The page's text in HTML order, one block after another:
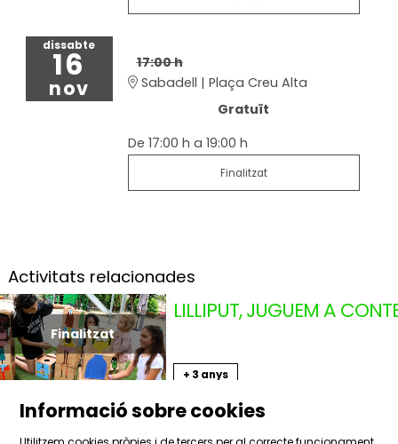
dissabte
16
nov
17:00 h
Sabadell | Plaça Creu Alta
Gratuït
De 17:00 h a 19:00 h
Finalitzat
Activitats relacionades
Finalitzat
LILLIPUT, JUGUEM A
TOMBS CREATIUS
+ 3 anys
Informació sobre cookies